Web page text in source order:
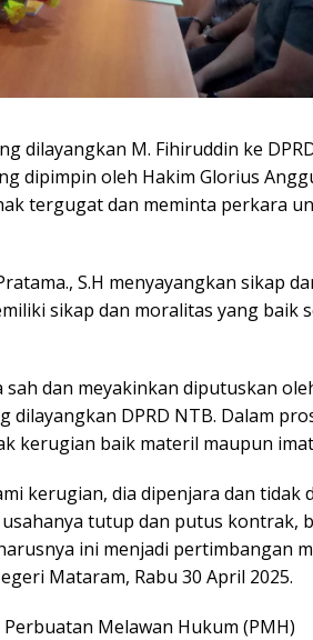
dilayangkan M. Fihiruddin ke
dipimpin oleh Hakim Glorius
tergugat dan meminta perkara
S.H menyayangkan sikap
sikap dan moralitas yang baik
dan meyakinkan diputuskan
DPRD NTB. Dalam
kerugian baik materil maupun
kerugian, dia dipenjara dan tidak
tutup dan putus kontrak,
ini menjadi pertimbangan
Mataram, Rabu 30 April 2025.
Melawan Hukum (PMH)